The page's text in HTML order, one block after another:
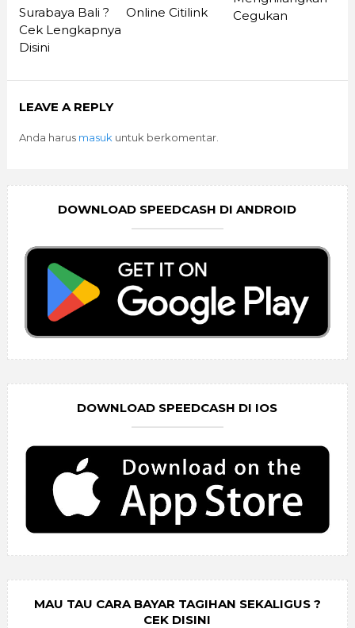
Surabaya Bali ?
Cek Lengkapnya
Disini
Online Citilink
Cegukan
LEAVE A REPLY
Anda harus masukuntuk berkomentar.
DOWNLOAD SPEEDCASH DI ANDROID
DOWNLOAD SPEEDCASH DI IOS
MAU TAU CARA BAYAR TAGIHAN SEKALIGUS ?
CEK DISINI